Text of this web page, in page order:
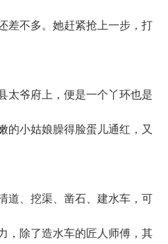
差不多。她赶紧抢上一步，打
爷府上，便是一个丫环也是
的小姑娘臊得脸蛋儿通红，又
、挖渠、凿石、建水车，可
，除了造水车的匠人师傅，其